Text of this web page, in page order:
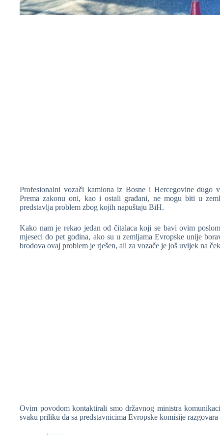
Profesionalni vozači kamiona iz Bosne i Hercegovine dugo
Prema zakonu oni, kao i ostali građani, ne mogu biti u
predstavlja problem zbog kojih napuštaju BiH.
Kako nam je rekao jedan od čitalaca koji se bavi ovim
mjeseci do pet godina, ako su u zemljama Evropske unije
brodova ovaj problem je rješen, ali za vozače je još uvijek na
Ovim povodom kontaktirali smo državnog ministra
svaku priliku da sa predstavnicima Evropske komisije